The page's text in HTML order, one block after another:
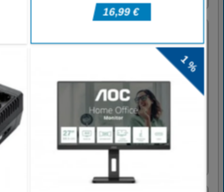
you to visit the dreams in the game
they are often fantastic and
interesting. In his own sleep, you
a young boy Valto, he went on his
on a large sailing ship. Collect the
rush up to find out what awaits you